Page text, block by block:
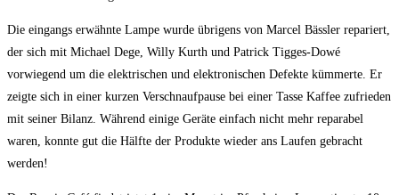
Die eingangs erwähnte Lampe wurde übrigens von Marcel Bässler repariert,
der sich mit Michael Dege, Willy Kurth und Patrick Tigges-Dowé
vorwiegend um die elektrischen und elektronischen Defekte kümmerte. Er
zeigte sich in einer kurzen Verschnaufpause bei einer Tasse Kaffee zufrieden
mit seiner Bilanz. Während einige Geräte einfach nicht mehr reparabel
waren, konnte gut die Hälfte der Produkte wieder ans Laufen gebracht
werden!